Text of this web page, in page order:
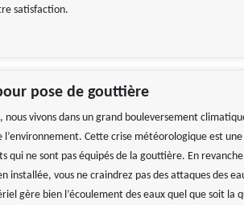
satisfaction.
pose de gouttière
nous vivons dans un grand bouleversement
Cette crise météorologique est une
qui ne sont pas équipés de la gouttière. En
installée, vous ne craindrez pas des attaques des
gère bien l’écoulement des eaux quel que soit la